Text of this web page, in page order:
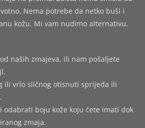
Nema potrebe da netko buši i
kožu. Mi vam nudimo alternativu.
naših zmajeva, ili nam pošaljete
ili vrlo sličnog otisnuti sprijeda ili
odabrati boju kože koju ćete imati dok
zmaja.